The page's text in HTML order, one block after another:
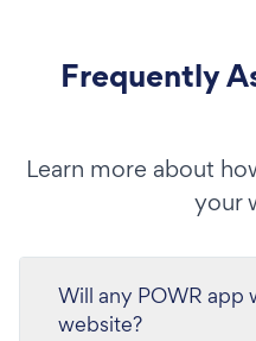
Frequently
Learn more about
your
Will any POWR app
website?